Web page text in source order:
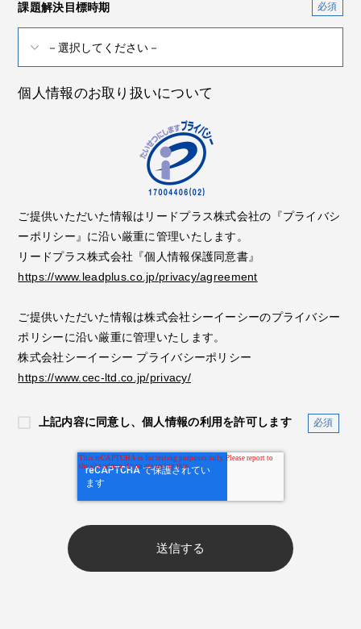
課題解決目標時期
個人情報のお取り扱いについて
ご提供いただいた情報はリードプラス株式会社の『プライバシ
ーポリシー』に沿い厳重に管理いたします。
リードプラス株式会社『個人情報保護同意書』
https://www.leadplus.co.jp/privacy/agreement
ご提供いただいた情報は株式会社シーイーシーのプライバシー
ポリシーに沿い厳重に管理いたします。
株式会社シーイーシー プライバシーポリシー
https://www.cec-ltd.co.jp/privacy/
上記内容に同意し、個人情報の利用を許可します